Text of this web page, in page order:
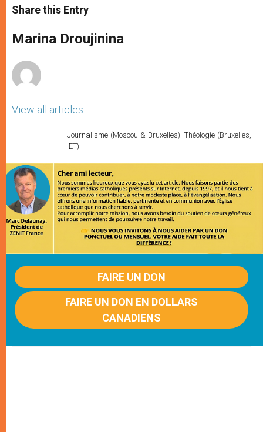
t
s
p
p
s
e
g
e
e
b
o
k
r
Share this Entry
Marina Droujinina
View all articles
Journalisme (Moscou & Bruxelles). Théologie (Bruxelles,
IET).
FAIRE UN DON
FAIRE UN DON EN DOLLARS
CANADIENS